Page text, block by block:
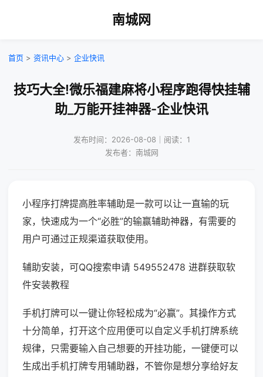
南城网
首页 > 资讯中心 > 企业快讯
技巧大全!微乐福建麻将小程序跑得快挂辅
助_万能开挂神器-企业快讯
发布时间：2026-08-08｜阅读：1
发布者：南城网
小程序打牌提高胜率辅助是一款可以让一直输的玩
家，快速成为一个“必胜”的输赢辅助神器，有需要的
用户可通过正规渠道获取使用。
辅助安装，可QQ搜索申请 549552478 进群获取软
件安装教程
手机打牌可以一键让你轻松成为“必赢”。其操作方式
十分简单，打开这个应用便可以自定义手机打牌系统
规律，只需要输入自己想要的开挂功能，一键便可以
生成出手机打牌专用辅助器，不管你是想分享给好友